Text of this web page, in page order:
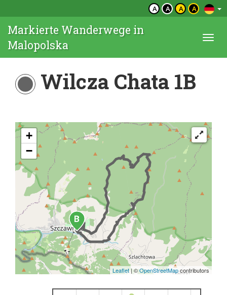
A A A A
Markierte Wanderwege in
Malopolska
Wilcza Chata 1B
+
−
Leaflet | ©OpenStreetMapcontributors